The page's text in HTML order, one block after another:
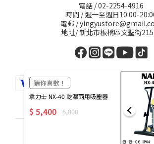
電話 / 02-2254-4916
時間 / 週一至週日10:00-
電郵 /
地址/ 新北市板橋區文聖街
繁體中文